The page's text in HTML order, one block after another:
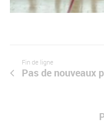
Fin de ligne
Pas de nouveaux